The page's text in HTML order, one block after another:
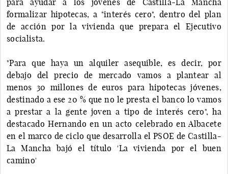
formalizar hipotecas, a "interés cero", dentro del plan
de acción por la vivienda que prepara el Ejecutivo
socialista.
"Para que haya un alquiler asequible, es decir, por
debajo del precio de mercado vamos a plantear al
menos 30 millones de euros para hipotecas jóvenes,
destinado a ese 20 % que no le presta el banco lo vamos
a prestar a la gente joven a tipo de interés cero", ha
destacado Hernando en un acto celebrado en Albacete
en el marco de ciclo que desarrolla el PSOE de Castilla-
La Mancha bajó el título 'La vivienda por el buen
camino'